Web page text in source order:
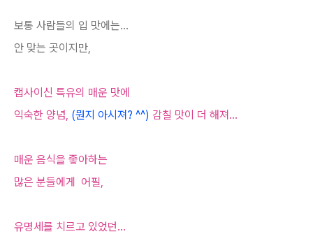
보통 사람들의 입 맛에는...
안 맞는 곳이지만,
캡사이신 특유의 매운 맛에
익숙한 양념, (뭔지 아시져? ^^) 감칠 맛이 더 해져...
매운 음식을 좋아하는
많은 분들에게 어필,
유명세를 치르고 있었던...